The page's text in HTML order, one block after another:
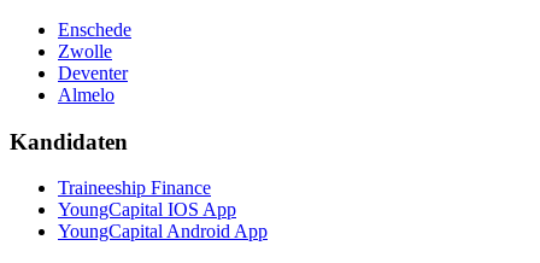
Enschede
Zwolle
Deventer
Almelo
Kandidaten
Traineeship Finance
YoungCapital IOS App
YoungCapital Android App